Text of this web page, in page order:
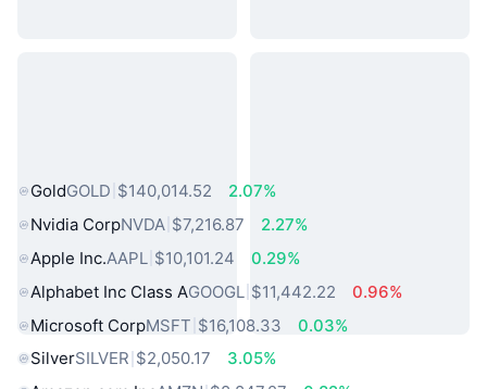
GoldGOLD $140,014.52
2.07%
Nvidia CorpNVDA $7,216.87
2.27%
Apple Inc.AAPL $10,101.24
0.29%
Alphabet Inc Class AGOOGL $11,442.22
0.96%
Microsoft CorpMSFT $16,108.33
0.03%
SilverSILVER $2,050.17
3.05%